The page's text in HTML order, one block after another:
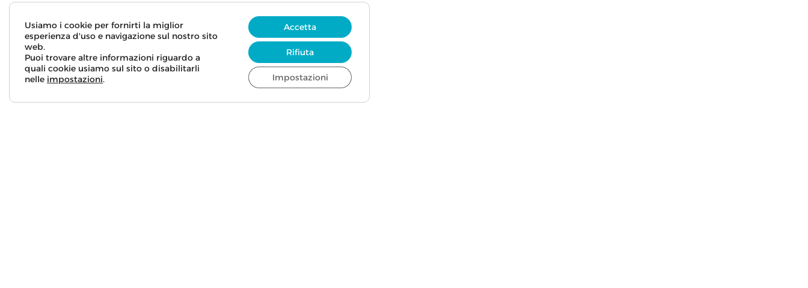
Usiamo i cookie per fornirti la miglior
esperienza d'uso e navigazione sul nostro sito
web.
Puoi trovare altre informazioni riguardo a
quali cookie usiamo sul sito o disabilitarli
nelle impostazioni.
Accetta
Rifiuta
Impostazioni